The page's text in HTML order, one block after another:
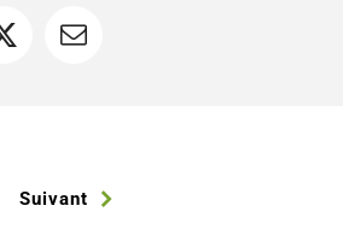
X Courriel
Suivant